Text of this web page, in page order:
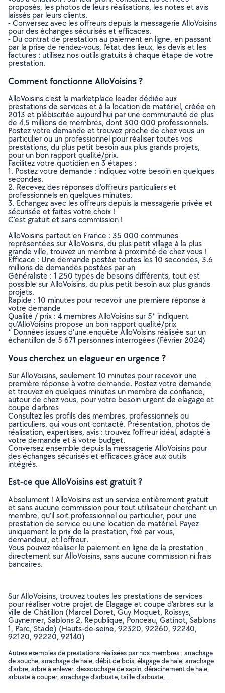
proposés, les photos de leurs réalisations, les notes et avis
laissés par leurs clients.
- Conversez avec les offreurs depuis la messagerie AlloVoisins
pour des échanges sécurisés et efficaces.
- Du contrat de prestation au paiement en ligne, en passant
par la prise de rendez-vous, l’état des lieux, les devis et les
factures : utilisez nos outils gratuits à chaque étape de votre
prestation.
Comment fonctionne AlloVoisins ?
AlloVoisins c’est la marketplace leader dédiée aux
prestations de services et à la location de matériel, créée en
2013 et plébiscitée aujourd’hui par une communauté de plus
de 4,5 millions de membres, dont 300 000 professionnels.
Postez votre demande et trouvez proche de chez vous un
particulier ou un professionnel pour réaliser toutes vos
prestations, du plus petit besoin aux plus grands projets,
pour un bon rapport qualité/prix.
Facilitez votre quotidien en 3 étapes :
1. Postez votre demande : indiquez votre besoin en quelques
secondes.
2. Recevez des réponses d’offreurs particuliers et
professionnels en quelques minutes.
3. Echangez avec les offreurs depuis la messagerie privée et
sécurisée et faites votre choix !
C’est gratuit et sans commission !
AlloVoisins partout en France : 35 000 communes
représentées sur AlloVoisins, du plus petit village à la plus
grande ville, trouvez un membre à proximité de chez vous !
Efficace : Une demande postée toutes les 10 secondes, 3.6
millions de demandes postées par an
Généraliste : 1 250 types de besoins différents, tout est
possible sur AlloVoisins, du plus petit besoin aux plus grands
projets.
Rapide : 10 minutes pour recevoir une première réponse à
votre demande
Qualité / prix : 4 membres AlloVoisins sur 5* indiquent
qu’AlloVoisins propose un bon rapport qualité/prix
* Données issues d’une enquête AlloVoisins réalisée sur un
échantillon de 5 671 personnes interrogées (Février 2024)
Vous cherchez un elagueur en urgence ?
Sur AlloVoisins, seulement 10 minutes pour recevoir une
première réponse à votre demande. Postez votre demande
et trouvez en quelques minutes un membre de confiance,
autour de chez vous, pour votre besoin urgent de elagage et
coupe d'arbres
Consultez les profils des membres, professionnels ou
particuliers, qui vous ont contacté. Présentation, photos de
réalisation, expertises, avis : trouvez l'offreur idéal, adapté à
votre demande et à votre budget.
Conversez ensemble depuis la messagerie AlloVoisins pour
des échanges sécurisés et efficaces grâce aux outils
intégrés.
Est-ce que AlloVoisins est gratuit ?
Absolument ! AlloVoisins est un service entièrement gratuit
et sans aucune commission pour tout utilisateur cherchant un
membre, qu’il soit professionnel ou particulier, pour une
prestation de service ou une location de matériel. Payez
uniquement le prix de la prestation, fixé par vous,
demandeur, et l’offreur.
Vous pouvez réaliser le paiement en ligne de la prestation
directement sur AlloVoisins, sans aucune commission ni frais
bancaires.
Sur AlloVoisins, trouvez toutes les prestations de services
pour réaliser votre projet de Elagage et coupe d'arbres sur la
ville de Châtillon (Marcel Doret, Guy Moquet, Roissys,
Guynemer, Sablons 2, Republique, Ponceau, Gatinot, Sablons
1, Parc, Stade) (Hauts-de-seine, 92320, 92260, 92240,
92120, 92220, 92140)
Autres exemples de prestations réalisées par nos membres : arrachage
de souche, arrachage de haie, débit de bois, élagage de haie, arrachage
d'arbre, arbre à enlever, dessouchage de sapin, déracinement de haie,
arbuste à couper, arrachage d'arbuste, taille d'arbuste, ..